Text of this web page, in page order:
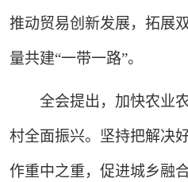
推动贸易创新发展，拓展
量共建“一带一路”。
全会提出，加快农业农
村全面振兴。坚持把解决
作重中之重，促进城乡融